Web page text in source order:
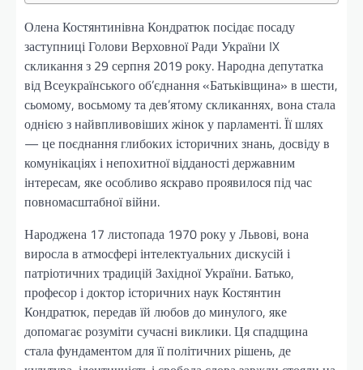
Олена Костянтинівна Кондратюк посідає посаду
заступниці Голови Верховної Ради України IX
скликання з 29 серпня 2019 року. Народна депутатка
від Всеукраїнського об’єднання «Батьківщина» в шести,
сьомому, восьмому та дев’ятому скликаннях, вона стала
однією з найвпливовіших жінок у парламенті. Її шлях
— це поєднання глибоких історичних знань, досвіду в
комунікаціях і непохитної відданості державним
інтересам, яке особливо яскраво проявилося під час
повномасштабної війни.
Народжена 17 листопада 1970 року у Львові, вона
виросла в атмосфері інтелектуальних дискусій і
патріотичних традицій Західної України. Батько,
професор і доктор історичних наук Костянтин
Кондратюк, передав їй любов до минулого, яке
допомагає розуміти сучасні виклики. Ця спадщина
стала фундаментом для її політичних рішень, де